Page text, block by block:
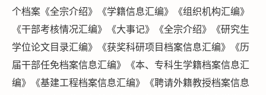
个档案《全宗介绍》《学籍信息汇编》《组织机构汇编》
《干部考核情况汇编》《大事记》《全宗介绍》《研究生
学位论文目录汇编》《获奖科研项目档案信息汇编》《历
届干部任免档案信息汇编》《本、专科生学籍档案信息汇
编》《基建工程档案信息汇编》《聘请外籍教授档案信息